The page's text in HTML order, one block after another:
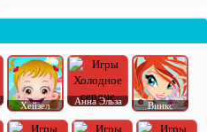
Хейзел Анна Эльза Винкс